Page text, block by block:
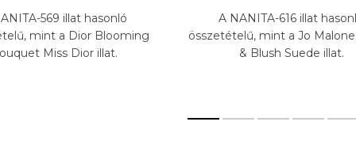
569 illat hasonló
mint a Dior Blooming
Miss Dior illat.
A NANITA-616 illat
összetételű, mint a Jo
& Blush Suede illat.